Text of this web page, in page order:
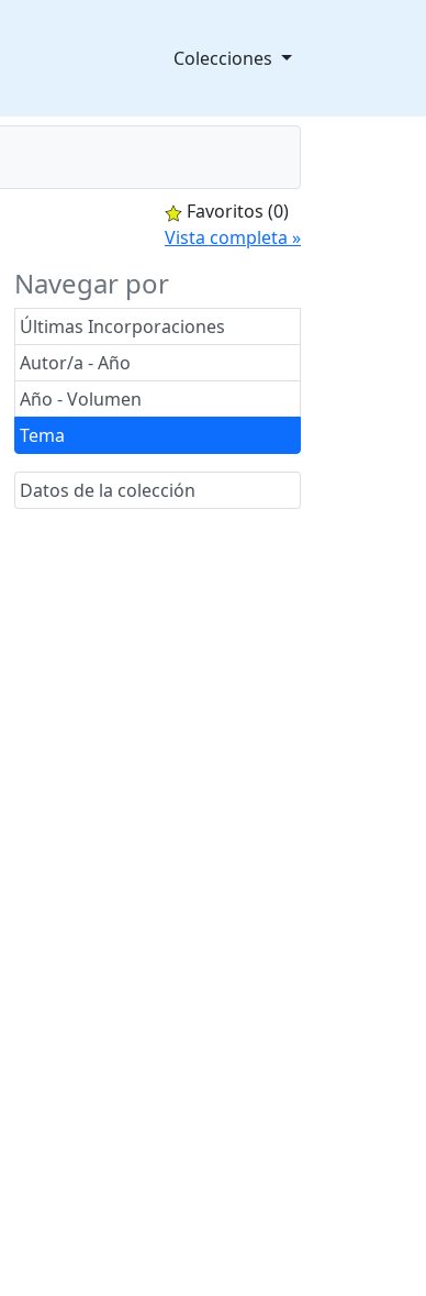
Colecciones
Favoritos (0)
Vista completa »
Navegar por
Últimas Incorporaciones
Autor/a - Año
Año - Volumen
Tema
Datos de la colección